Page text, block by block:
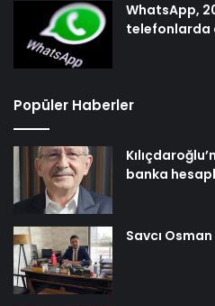
WhatsApp,
telefonlarda
Popüler Haberler
banka
Savcı